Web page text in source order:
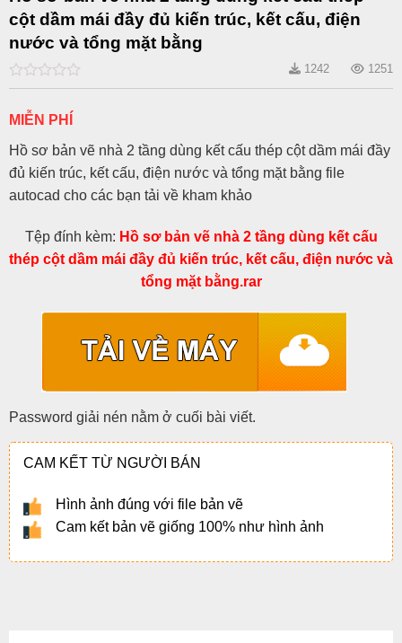
cột dầm mái đầy đủ kiến trúc, kết cấu, điện
nước và tổng mặt bằng
0
of
1242 1251
MIỄN PHÍ
Hồ sơ bản vẽ nhà 2 tầng dùng kết cấu thép cột dầm mái đầy
đủ kiến trúc, kết cấu, điện nước và tổng mặt bằng file
autocad cho các bạn tải về kham khảo
Tệp đính kèm: Hồ sơ bản vẽ nhà 2 tầng dùng kết cấu
thép cột dầm mái đầy đủ kiến trúc, kết cấu, điện nước và
tổng mặt bằng.rar
Password giải nén nằm ở cuối bài viết.
CAM KẾT TỪ NGƯỜI BÁN
Hình ảnh đúng với file bản vẽ
Cam kết bản vẽ giống 100% như hình ảnh